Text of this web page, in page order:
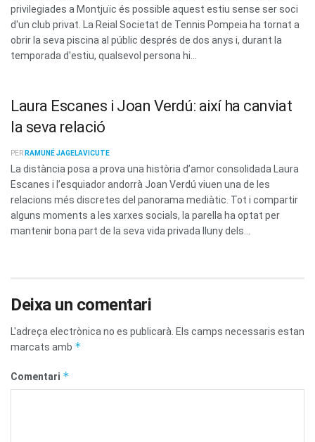
privilegiades a Montjuïc és possible aquest estiu sense ser soci
d'un club privat. La Reial Societat de Tennis Pompeia ha tornat a
obrir la seva piscina al públic després de dos anys i, durant la
temporada d'estiu, qualsevol persona hi...
Laura Escanes i Joan Verdú: així ha canviat
la seva relació
PER RAMUNÉ JAGELAVICUTE
La distància posa a prova una història d’amor consolidada Laura
Escanes i l’esquiador andorrà Joan Verdú viuen una de les
relacions més discretes del panorama mediàtic. Tot i compartir
alguns moments a les xarxes socials, la parella ha optat per
mantenir bona part de la seva vida privada lluny dels...
Deixa un comentari
L'adreça electrònica no es publicarà. Els camps necessaris estan
marcats amb *
Comentari *